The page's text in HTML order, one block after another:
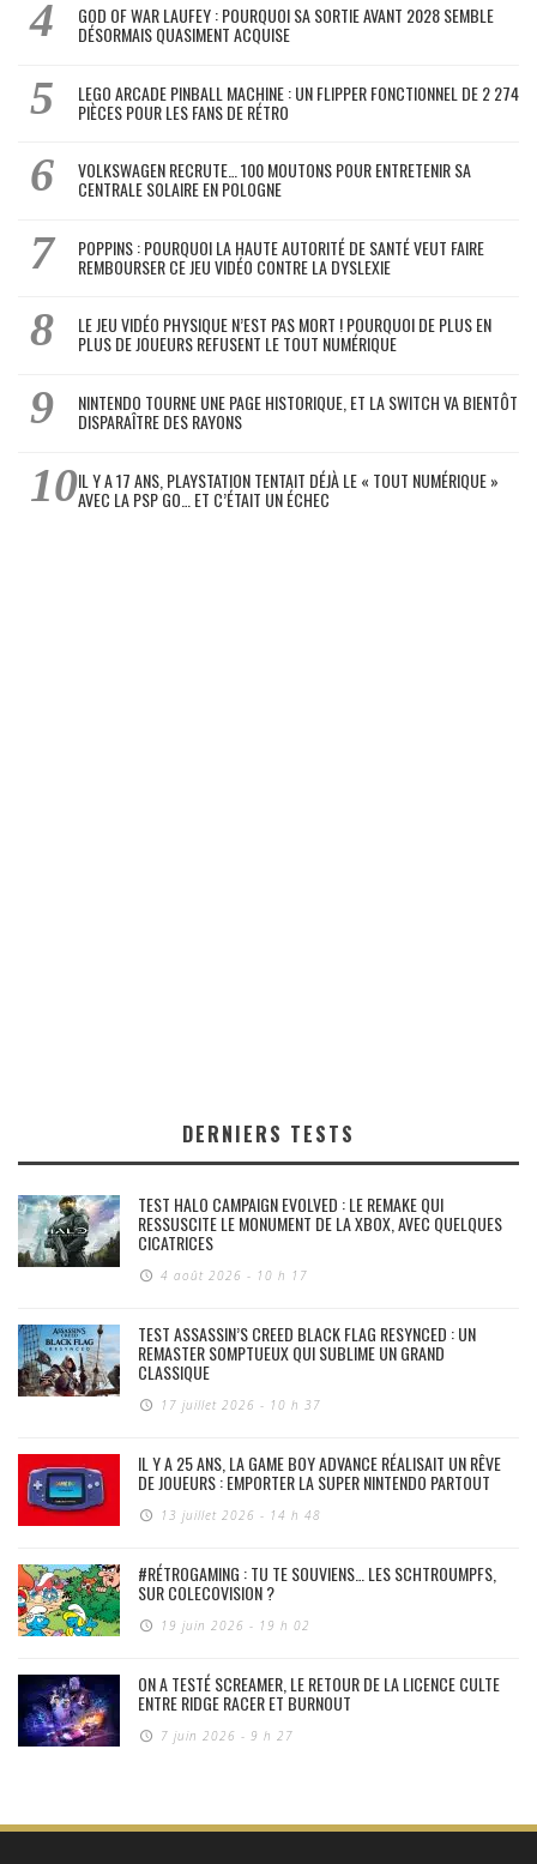
GOD OF WAR LAUFEY : POURQUOI SA SORTIE AVANT 2028 SEMBLE
DÉSORMAIS QUASIMENT ACQUISE
LEGO ARCADE PINBALL MACHINE : UN FLIPPER FONCTIONNEL DE 2 274
PIÈCES POUR LES FANS DE RÉTRO
VOLKSWAGEN RECRUTE… 100 MOUTONS POUR ENTRETENIR SA
CENTRALE SOLAIRE EN POLOGNE
POPPINS : POURQUOI LA HAUTE AUTORITÉ DE SANTÉ VEUT FAIRE
REMBOURSER CE JEU VIDÉO CONTRE LA DYSLEXIE
LE JEU VIDÉO PHYSIQUE N’EST PAS MORT ! POURQUOI DE PLUS EN
PLUS DE JOUEURS REFUSENT LE TOUT NUMÉRIQUE
NINTENDO TOURNE UNE PAGE HISTORIQUE, ET LA SWITCH VA BIENTÔT
DISPARAÎTRE DES RAYONS
IL Y A 17 ANS, PLAYSTATION TENTAIT DÉJÀ LE « TOUT NUMÉRIQUE »
AVEC LA PSP GO… ET C’ÉTAIT UN ÉCHEC
DERNIERS TESTS
TEST HALO CAMPAIGN EVOLVED : LE REMAKE QUI
RESSUSCITE LE MONUMENT DE LA XBOX, AVEC QUELQUES
CICATRICES
4 août 2026 - 10 h 17
TEST ASSASSIN’S CREED BLACK FLAG RESYNCED : UN
REMASTER SOMPTUEUX QUI SUBLIME UN GRAND
CLASSIQUE
17 juillet 2026 - 10 h 37
IL Y A 25 ANS, LA GAME BOY ADVANCE RÉALISAIT UN RÊVE
DE JOUEURS : EMPORTER LA SUPER NINTENDO PARTOUT
13 juillet 2026 - 14 h 48
#RÉTROGAMING : TU TE SOUVIENS… LES SCHTROUMPFS,
SUR COLECOVISION ?
19 juin 2026 - 19 h 02
ON A TESTÉ SCREAMER, LE RETOUR DE LA LICENCE CULTE
ENTRE RIDGE RACER ET BURNOUT
7 juin 2026 - 9 h 27